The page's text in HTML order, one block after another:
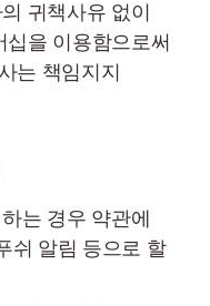
귀책사유 없이
을 이용함으로써
는 책임지지
는 경우 약관에
쉬 알림 등으로 할